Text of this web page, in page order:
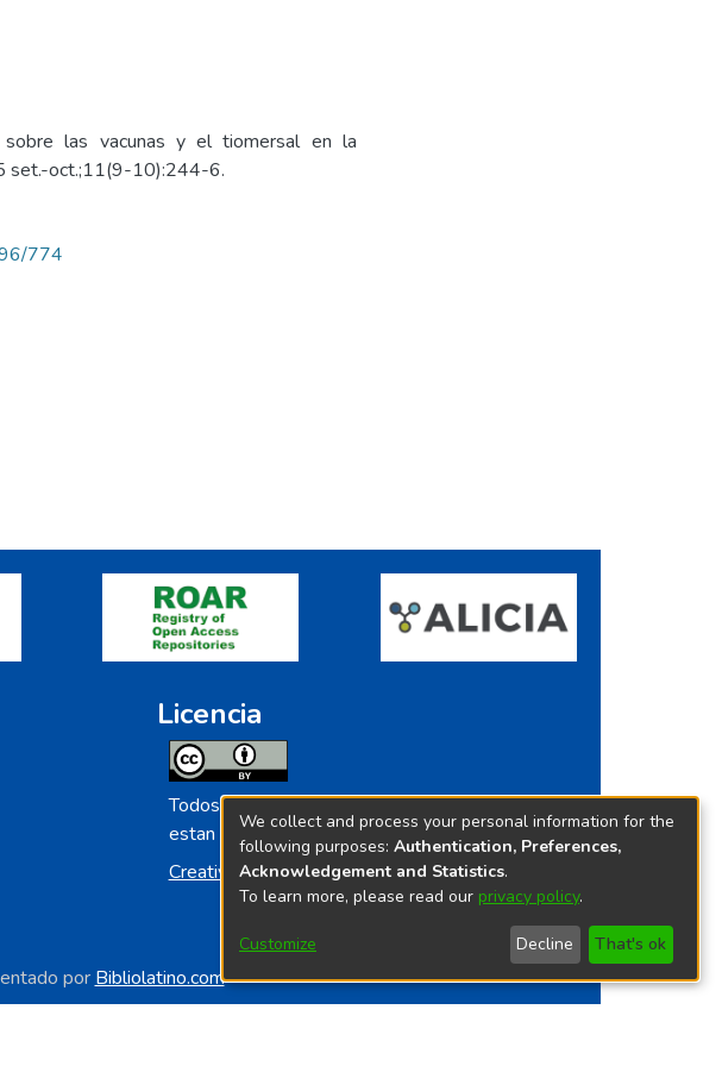
sobre las vacunas y el tiomersal en la
set.-oct.;11(9-10):244-6.
774
Licencia
Todos los contenidos de repositorio.ins.gob.pe
estan licenciados bajo
Creative Commoms License
por Bibliolatino.com
We collect and process your personal information for the
following purposes: Authentication, Preferences,
Acknowledgement and Statistics.
To learn more, please read our privacy policy.
Customize Decline That's ok